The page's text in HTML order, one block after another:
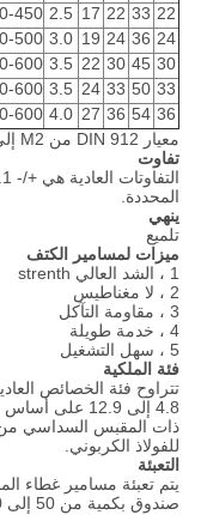
22
33
22
17
2.5
450
24
36
24
19
3.0
500
30
45
30
22
3.5
600
33
50
33
24
3.5
600
36
54
36
27
4.0
600
معيار DIN 912 من M2 إلى M36
تفاوت
المحددة.
ينهي
تلميع
ميزات لمسامير الكتف
1 ، الشد العالي strenth
2 ، لا مغناطيس
3 ، مقاومة التآكل
4 ، خدمة طويلة
5 ، سهل التشغيل
فئة الملكية
تتراوح فئة الخصائص
للفولاذ الكربوني.
التعبئة
يتم تعبئة مسامير غطاء
صندوق بكمية من 50 إلى 500 قطعة بأحجام مختلفة.